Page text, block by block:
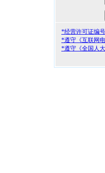
*经营许可证编
*遵守《互联网
*遵守《全国人